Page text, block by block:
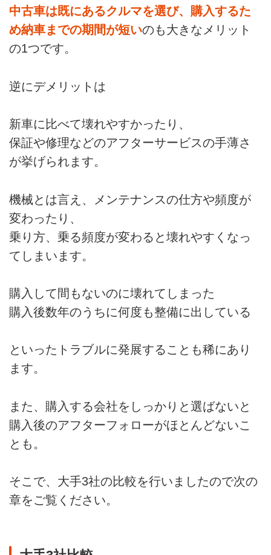
中古車は既にあるクルマを選び、購入するた
め納車までの期間が短いのも大きなメリット
の1つです。
逆にデメリットは
新車に比べて壊れやすかったり、
保証や修理などのアフターサービスの手薄さ
が挙げられます。
機械とは言え、メンテナンスの仕方や頻度が
変わったり、
乗り方、乗る頻度が変わると壊れやすくなっ
てしまいます。
購入して間もないのに壊れてしまった
購入後数年のうちに何度も整備に出している
といったトラブルに発展することも稀にあり
ます。
また、購入する会社をしっかりと選ばないと
購入後のアフターフォローがほとんどないこ
とも。
そこで、大手3社の比較を行いましたので次の
章をご覧ください。